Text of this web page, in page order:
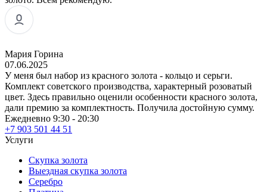
Мария Горина
07.06.2025
У меня был набор из красного золота - кольцо и серьги.
Комплект советского производства, характерный розоватый
цвет. Здесь правильно оценили особенности красного золота,
дали премию за комплектность. Получила достойную сумму.
Ежедневно 9:30 - 20:30
+7 903 501 44 51
Услуги
Скупка золота
Выездная скупка золота
Серебро